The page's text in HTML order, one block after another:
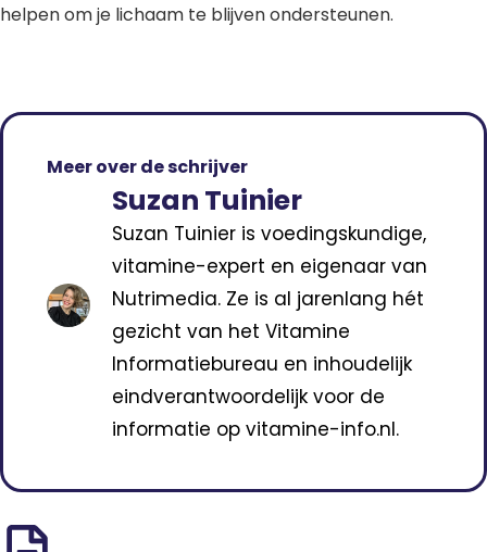
helpen om je lichaam te blijven ondersteunen.
Meer over de schrijver
Suzan Tuinier
Suzan Tuinier is voedingskundige,
vitamine-expert en eigenaar van
Nutrimedia. Ze is al jarenlang hét
gezicht van het Vitamine
Informatiebureau en inhoudelijk
eindverantwoordelijk voor de
informatie op vitamine-info.nl.